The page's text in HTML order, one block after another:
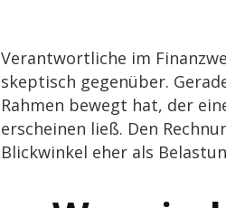
Verant­wort­li­che im
skep­tisch gegen­über.
Rahmen bewegt hat, der
erschei­nen ließ. Den
Blick­win­kel eher als